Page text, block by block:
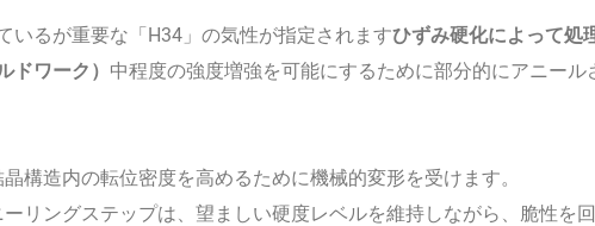
いるが重要な「H34」の気性が指定されますひずみ硬化によって処
ドワーク） 中程度の強度増強を可能にするために部分的にアニール
構造内の転位密度を高めるために機械的変形を受けます。
リングステップは、望ましい硬度レベルを維持しながら、脆性を回